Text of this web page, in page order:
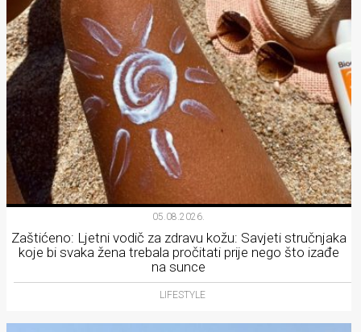
05.08.2026.
Zaštićeno: Ljetni vodič za zdravu kožu: Savjeti stručnjaka
koje bi svaka žena trebala pročitati prije nego što izađe
na sunce
LIFESTYLE